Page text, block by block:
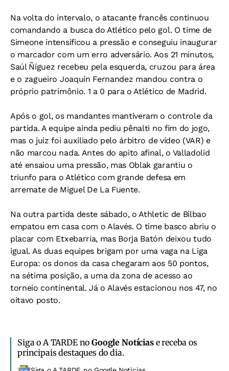
Na volta do intervalo, o atacante francês continuou
comandando a busca do Atlético pelo gol. O time de
Simeone intensificou a pressão e conseguiu inaugurar
o marcador com um erro adversário. Aos 21 minutos,
Saúl Ñíguez recebeu pela esquerda, cruzou para área
e o zagueiro Joaquín Fernandez mandou contra o
próprio patrimônio. 1 a 0 para o Atlético de Madrid.
Após o gol, os mandantes mantiveram o controle da
partida. A equipe ainda pediu pênalti no fim do jogo,
mas o juiz foi auxiliado pelo árbitro de vídeo (VAR) e
não marcou nada. Antes do apito afinal, o Valladolid
até ensaiou uma pressão, mas Oblak garantiu o
triunfo para o Atlético com grande defesa em
arremate de Miguel De La Fuente.
Na outra partida deste sábado, o Athletic de Bilbao
empatou em casa com o Alavés. O time basco abriu o
placar com Etxebarria, mas Borja Batón deixou tudo
igual. As duas equipes brigam por uma vaga na Liga
Europa: os donos da casa chegaram aos 50 pontos,
na sétima posição, a uma da zona de acesso ao
torneio continental. Já o Alavés estacionou nos 47, no
oitavo posto.
Siga o A TARDE noGoogle Notíciase receba os
principais destaques do dia.